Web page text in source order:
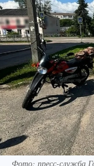
Фото: пресс-служба